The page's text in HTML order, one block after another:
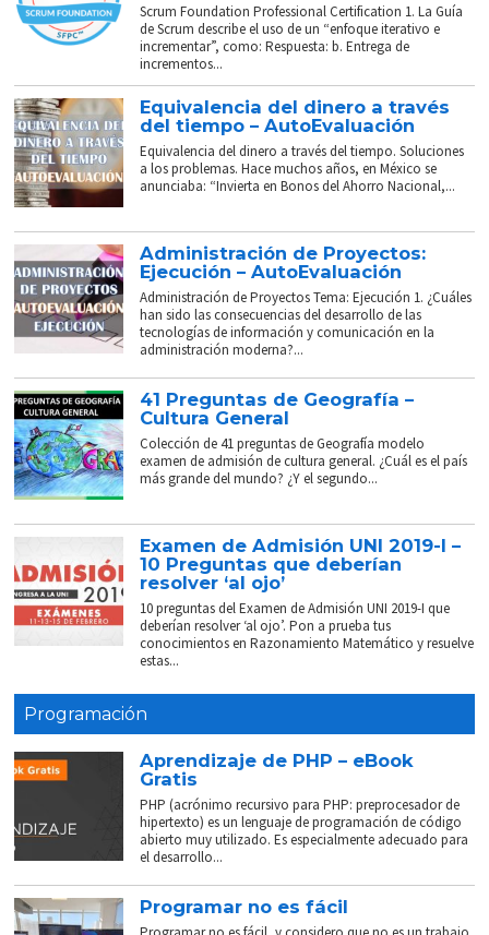
Scrum Foundation Professional Certification 1. La Guía
de Scrum describe el uso de un “enfoque iterativo e
incrementar”, como: Respuesta: b. Entrega de
incrementos...
Equivalencia del dinero a través
del tiempo – AutoEvaluación
Equivalencia del dinero a través del tiempo. Soluciones
a los problemas. Hace muchos años, en México se
anunciaba: “Invierta en Bonos del Ahorro Nacional,...
Administración de Proyectos:
Ejecución – AutoEvaluación
Administración de Proyectos Tema: Ejecución 1. ¿Cuáles
han sido las consecuencias del desarrollo de las
tecnologías de información y comunicación en la
administración moderna?...
41 Preguntas de Geografía –
Cultura General
Colección de 41 preguntas de Geografía modelo
examen de admisión de cultura general. ¿Cuál es el país
más grande del mundo? ¿Y el segundo...
Examen de Admisión UNI 2019-I –
10 Preguntas que deberían
resolver ‘al ojo’
10 preguntas del Examen de Admisión UNI 2019-I que
deberían resolver ‘al ojo’. Pon a prueba tus
conocimientos en Razonamiento Matemático y resuelve
estas...
Programación
Aprendizaje de PHP – eBook
Gratis
PHP (acrónimo recursivo para PHP: preprocesador de
hipertexto) es un lenguaje de programación de código
abierto muy utilizado. Es especialmente adecuado para
el desarrollo...
Programar no es fácil